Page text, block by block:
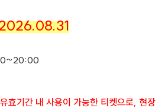
효기간 내 사용이 가능한 티켓으로, 현장